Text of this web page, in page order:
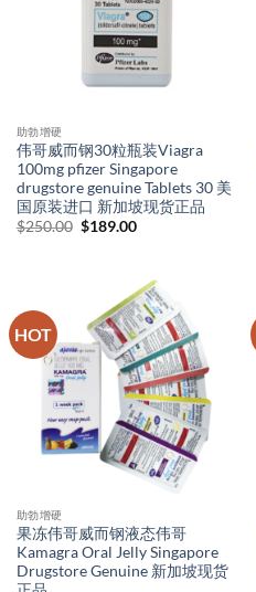
助勃增硬
伟哥威而钢30粒瓶装Viagra
100mg pfizer Singapore
drugstore genuine Tablets 30 美
国原装进口 新加坡现货正品
$250.00 Original
$189.00Current
HOT
助勃增硬
果冻伟哥威而钢液态伟哥
Kamagra Oral Jelly Singapore
Drugstore Genuine 新加坡现货